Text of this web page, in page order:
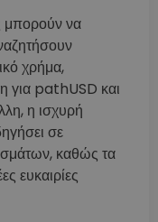
μπορούν να
χρήμα,
για pathUSD και
η ισχυρή
σε
καθώς τα
ευκαιρίες